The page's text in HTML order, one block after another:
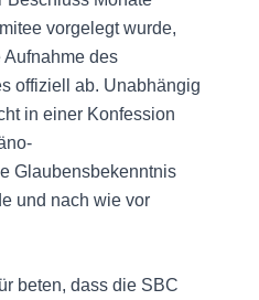
vorgelegt wurde,
Aufnahme des
offiziell ab. Unabhängig
in einer Konfession
Glaubensbekenntnis
und nach wie vor
beten, dass die SBC